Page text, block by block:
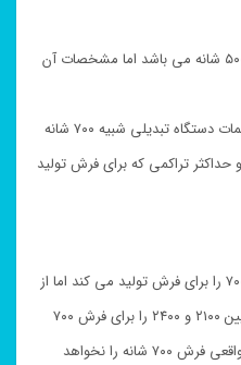
این نوع دستگاه بافنده همان دستگاه ۵۰۰ شانه می باشد اما مشخصات آن
ولی هرچقدر هم که مشخصات و تنطیمات دستگاه تبدیلی شبیه ۷۰۰ شانه
را نمیگیرد و حداکثر تراکمی که برای فرش تولید
دستگاه تکسیما دقیقا شانه ای معادل ۷۰۰ را برای فرش تولید می کند اما از
نظر تراکم فقط می تواند تراکم های پایین ۲۱۰۰ و ۲۴۰۰ را برای فرش ۷۰۰
انجام دهد. بنابراین این دستگاه تراکم واقعی فرش ۷۰۰ شانه را نخواهد